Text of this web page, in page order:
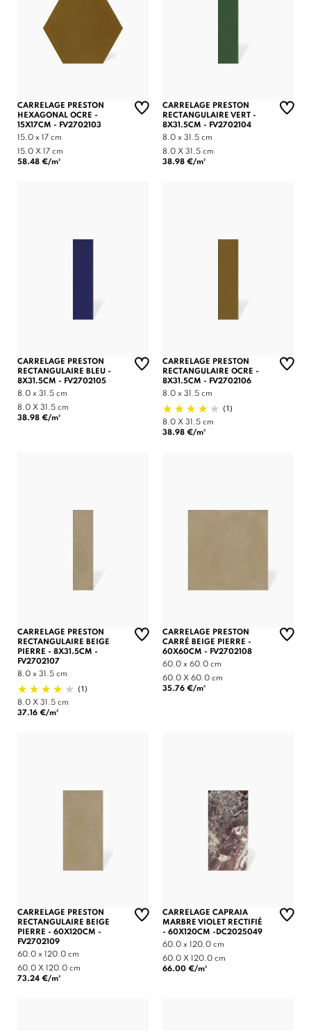
CARRELAGE PRESTON
HEXAGONAL OCRE -
15X17CM - FV2702103
15.0 x 17 cm
15.0 X 17 cm
58.48 €/m²
CARRELAGE PRESTON
RECTANGULAIRE VERT -
8X31.5CM - FV2702104
8.0 x 31.5 cm
8.0 X 31.5 cm
38.98 €/m²
CARRELAGE PRESTON
RECTANGULAIRE BLEU -
8X31.5CM - FV2702105
8.0 x 31.5 cm
8.0 X 31.5 cm
38.98 €/m²
CARRELAGE PRESTON
RECTANGULAIRE OCRE -
8X31.5CM - FV2702106
8.0 x 31.5 cm
(1)
8.0 X 31.5 cm
38.98 €/m²
CARRELAGE PRESTON
RECTANGULAIRE BEIGE
PIERRE - 8X31.5CM -
FV2702107
8.0 x 31.5 cm
(1)
8.0 X 31.5 cm
37.16 €/m²
CARRELAGE PRESTON
CARRÉ BEIGE PIERRE -
60X60CM - FV2702108
60.0 x 60.0 cm
60.0 X 60.0 cm
35.76 €/m²
CARRELAGE PRESTON
RECTANGULAIRE BEIGE
PIERRE - 60X120CM -
FV2702109
60.0 x 120.0 cm
60.0 X 120.0 cm
73.24 €/m²
CARRELAGE CAPRAIA
MARBRE VIOLET RECTIFIÉ
- 60X120CM -DC2025049
60.0 x 120.0 cm
60.0 X 120.0 cm
66.00 €/m²